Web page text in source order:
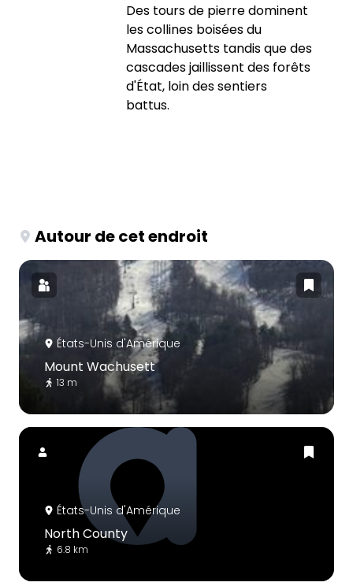
Des tours de pierre dominent
les collines boisées du
Massachusetts tandis que des
cascades jaillissent des forêts
d'État, loin des sentiers
battus.
Autour de cet endroit
États-Unis d'Amérique
Mount Wachusett
13 m
États-Unis d'Amérique
North County
6.8 km